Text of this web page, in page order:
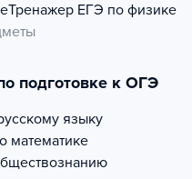
Тренажер ЕГЭ по физике
подготовке к ОГЭ
языку
математике